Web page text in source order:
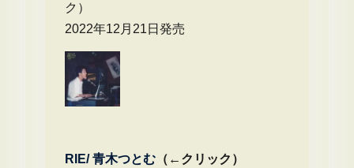
ク）
2022年12月21日発売
RIE/ 青木つとむ（←クリック）